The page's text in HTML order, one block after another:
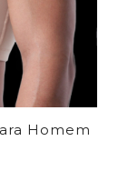
Homem